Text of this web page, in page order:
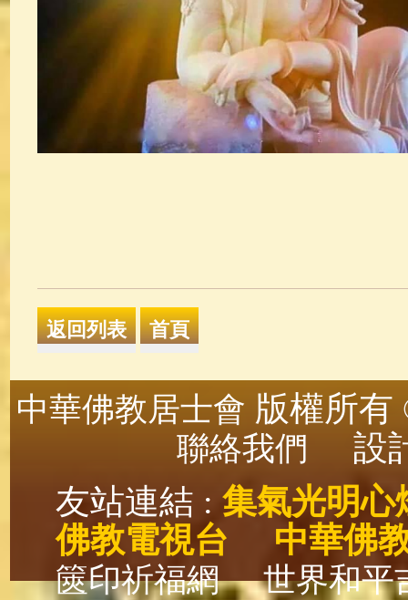
中華佛教居士會 版權所
聯絡我們
設
友站連結 : 集氣光明心
佛教電視台
中華佛
篋印祈福網
世界和平